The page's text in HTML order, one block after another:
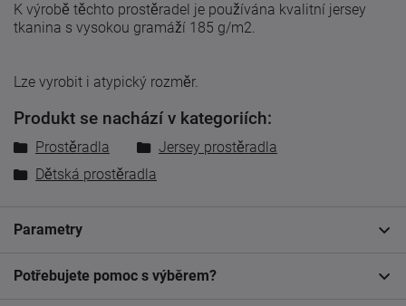
K výrobě těchto prostěradel je používána kvalitní jersey
tkanina s vysokou gramáží 185 g/m2.
Lze vyrobit i atypický rozměr.
Produkt se nachází v kategoriích:
Prostěradla
Jersey prostěradla
Dětská prostěradla
Parametry
Potřebujete pomoc s výběrem?